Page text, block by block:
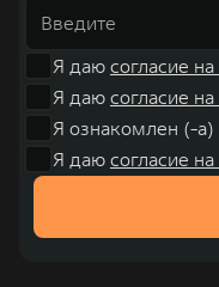
Я даю согласие
Я даю согласие
Я ознакомлен (-а)
Я даю согласие